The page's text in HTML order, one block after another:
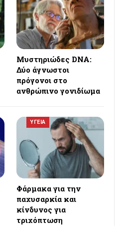
Μυστηριώδες DNA:
Δύο άγνωστοι
πρόγονοι στο
ανθρώπινο γονιδίωμα
ΥΓΕΙΑ
Φάρμακα για την
παχυσαρκία και
κίνδυνος για
τριχόπτωση